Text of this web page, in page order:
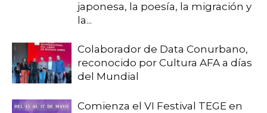
japonesa, la poesía, la migración y
la...
Colaborador de Data Conurbano,
reconocido por Cultura AFA a días
del Mundial
Comienza el VI Festival TEGE en